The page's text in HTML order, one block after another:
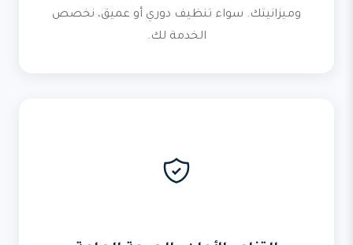
وميزانيتك. سواء تنظيف دوري أو عميق، نخصص
الخدمة لك.